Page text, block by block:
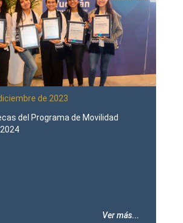
de 2023
del Programa de Movilidad
Ver más...